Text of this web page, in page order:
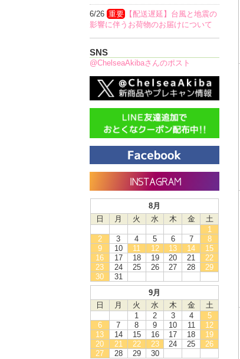
6/26 重要
【配送遅延】台風と地震の
影響に伴うお荷物のお届けについて
SNS
@ChelseaAkibaさんのポスト
8月
日
月 火 水 木 金
土
1
2
3 4 5 6 7
8
9
10 11 12 13 14
15
16
17 18 19 20 21
22
23
24 25 26 27 28
29
30
31
9月
日
月 火 水 木 金
土
1
2 3 4
5
6
7 8 9 10 11
12
13
14 15 16 17 18
19
20
21 22 23 24 25
26
27
28 29 30